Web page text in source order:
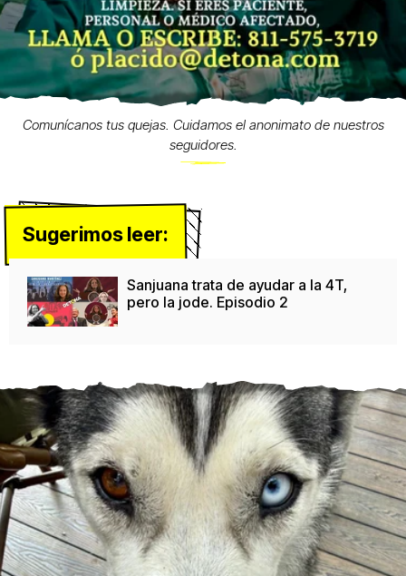
Comunícanos tus quejas. Cuidamos el anonimato de nuestros
seguidores.
Sugerimos leer:
Sanjuana trata de ayudar a la 4T,
pero la jode. Episodio 2